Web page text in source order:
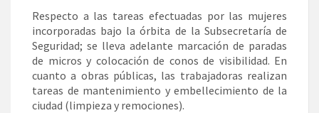
Respecto a las tareas efectuadas por las mujeres
incorporadas bajo la órbita de la Subsecretaría de
Seguridad; se lleva adelante marcación de paradas
de micros y colocación de conos de visibilidad. En
cuanto a obras públicas, las trabajadoras realizan
tareas de mantenimiento y embellecimiento de la
ciudad (limpieza y remociones).